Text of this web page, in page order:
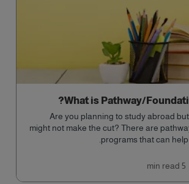
What is Pathway/
Are you planning to study abroad
might not make the cut? There are
programs that can
5 min
read